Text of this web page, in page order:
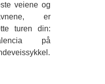
veiene og
er
turen din:
på